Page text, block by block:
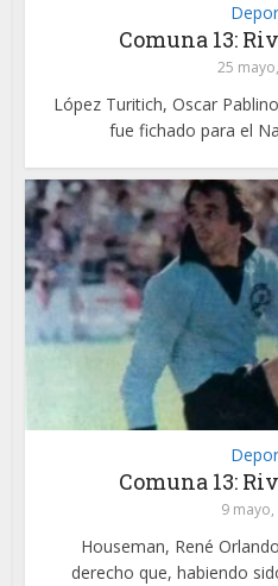
Comuna 13:
25
López Turitich, Oscar
fue fichado para el
Comuna 13:
9
Houseman, René
derecho que, habiendo